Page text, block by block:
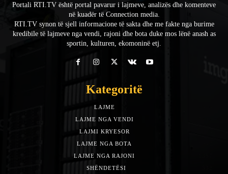
Portali RTI.TV është portal pavarur i lajmeve, analizës dhe komenteve
në kuadër të Connection media.
RTI.TV synon të sjell informacione të sakta dhe me fakte nga burime
kredibile të lajmeve nga vendi, rajoni dhe bota duke mos lënë anash as
sportin, kulturen, ekomoninë etj.
Kategoritë
LAJME
LAJME NGA VENDI
LAJMI KRYESOR
LAJME NGA BOTA
LAJME NGA RAJONI
SHËNDETËSI